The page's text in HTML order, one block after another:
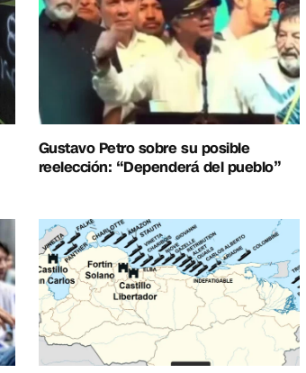
Gustavo Petro sobre su posible
reelección: “Dependerá del pueblo”